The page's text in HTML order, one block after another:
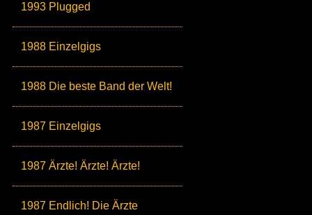
1993 Plugged
1988 Einzelgigs
1988 Die beste Band der Welt!
1987 Einzelgigs
1987 Ärzte! Ärzte! Ärzte!
1987 Endlich! Die Ärzte